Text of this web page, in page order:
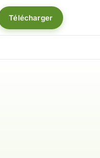
Télécharger